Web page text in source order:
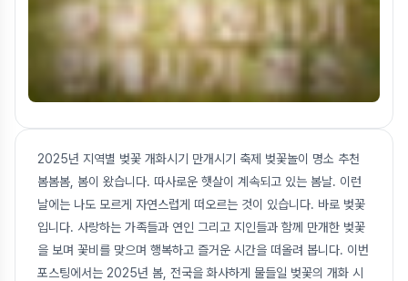
2025년 지역별 벚꽃 개화시기 만개시기 축제 벚꽃놀이 명소 추천
봄봄봄, 봄이 왔습니다. 따사로운 햇살이 계속되고 있는 봄날. 이런
날에는 나도 모르게 자연스럽게 떠오르는 것이 있습니다. 바로 벚꽃
입니다. 사랑하는 가족들과 연인 그리고 지인들과 함께 만개한 벚꽃
을 보며 꽃비를 맞으며 행복하고 즐거운 시간을 떠올려 봅니다. 이번
포스팅에서는 2025년 봄, 전국을 화사하게 물들일 벚꽃의 개화 시